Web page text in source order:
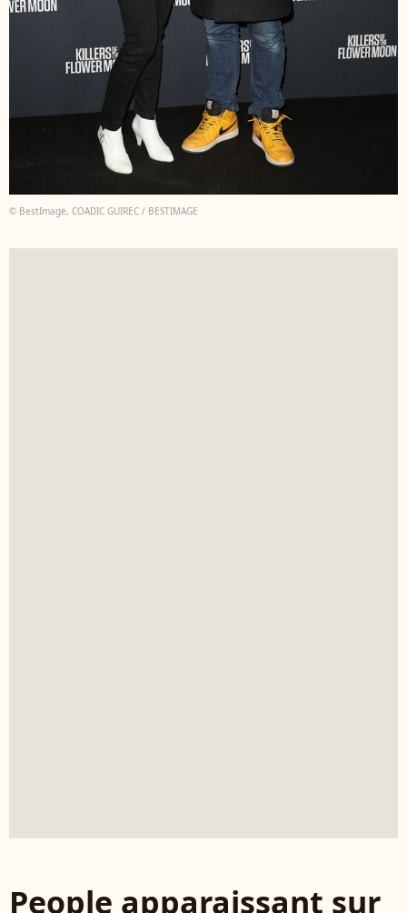
© BestImage, COADIC GUIREC / BESTIMAGE
People apparaissant sur